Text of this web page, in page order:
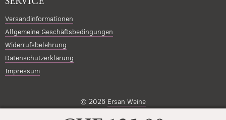
Versandinformationen
Allgemeine Geschäftsbedingungen
Widerrufsbelehrung
Datenschutzerklärung
Impressum
© 2026 Ersan Weine